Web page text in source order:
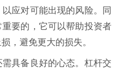
应对可能出现的风险。同
要的，它可以帮助投资者
，避免更大的损失。
具备良好的心态。杠杆交